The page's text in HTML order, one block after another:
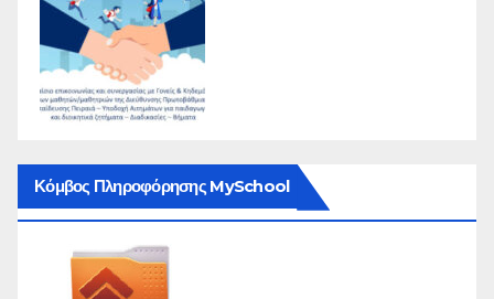
Κόμβος Πληροφόρησης MySchool